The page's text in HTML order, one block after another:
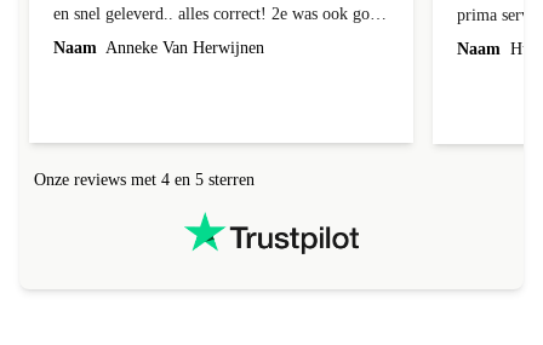
en snel geleverd.. alles correct! 2e was ook goed
geleverd en alles erbij, 1e week bij foto's liep er
een streep doorheen! Kon ik terug sturen nadat
Naam Anneke Van Herwijnen
prima
Naam Hub
Onze reviews met 4 en 5 sterren